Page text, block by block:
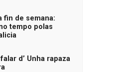
fin de semana:
tempo polas
d’ Unha rapaza